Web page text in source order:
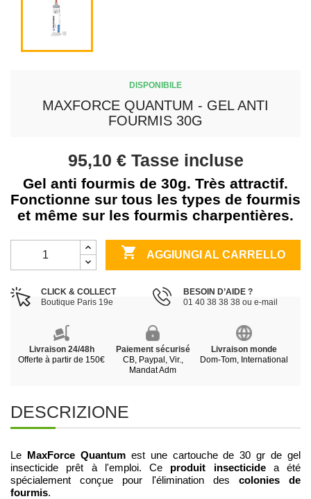
DISPONIBILE
MAXFORCE QUANTUM - GEL ANTI
FOURMIS 30G
95,10 € Tasse incluse
Gel anti fourmis de 30g. Très attractif.
Fonctionne sur tous les types de fourmis
et même sur les fourmis charpentières.
 AGGIUNGI AL CARRELLO
CLICK & COLLECT
Boutique Paris 19e
BESOIN D’AIDE ?
01 40 38 38 38 ou e-mail
Livraison 24/48h
Offerte à partir de 150€
Paiement sécurisé
CB, Paypal, Vir.,
Mandat Adm
Livraison monde
Dom-Tom, International
DESCRIZIONE
Le MaxForce Quantumest une cartouche de 30 gr de gel
insecticide prêt à l'emploi. Ce produit insecticidea été
spécialement conçue pour l'élimination des colonies de
fourmis.